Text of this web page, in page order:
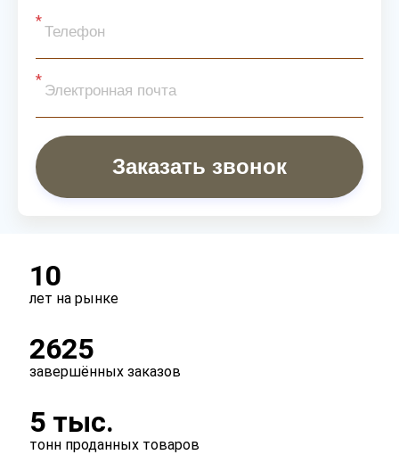
Заказать звонок
10
лет на рынке
2625
завершённых заказов
5 тыс.
тонн проданных товаров